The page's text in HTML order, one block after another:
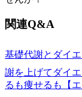
関連Q&A
基礎代謝とダイ
謝を上げてダイ
るも痩せるも【